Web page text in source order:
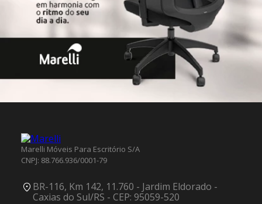
Marelli Móveis Para Escritório S/A
CNPJ: 88.766.936/0001-79
BR-116, Km 142, 11.760 - Jardim Eldorado -
Caxias do Sul/RS - CEP: 95059-520